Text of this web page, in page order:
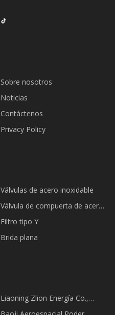
Sobre nosotros
Noticias
Contáctenos
Privacy Policy
Válvulas de acero inoxidable
Válvula de compuerta de acero
inoxidable
Filtro tipo Y
Brida plana
Liaoning Zlion Energía Co.,
Limitado